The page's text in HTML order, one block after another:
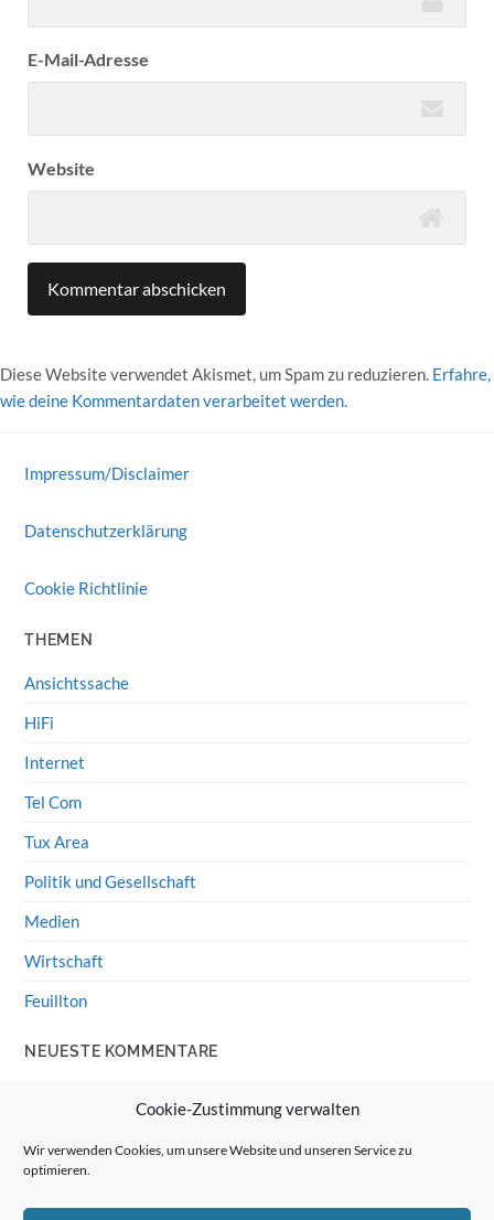
Cookie-Zustimmung verwalten
Wir verwenden Cookies, um unsere Website und unseren Service zu
optimieren.
E-Mail-Adresse
Website
Diese Website verwendet Akismet, um Spam zu reduzieren. Erfahre,
wie deine Kommentardaten verarbeitet werden.
Impressum/Disclaimer
Datenschutzerklärung
Cookie Richtlinie
THEMEN
Ansichtssache
HiFi
Internet
Tel Com
Tux Area
Politik und Gesellschaft
Medien
Wirtschaft
Feuillton
NEUESTE KOMMENTARE
Wolff von Rechenberg